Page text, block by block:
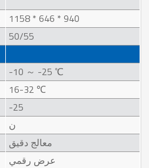
1158 * 646 * 940
50/55
-10 ～ -25 ℃
16-32 ℃
-25
ن
معالج دقيق
عرض رقمي